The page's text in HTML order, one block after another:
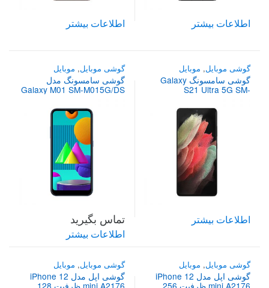
اطلاعات بیشتر اطلاعات بیشتر
گوشی موبایل, موبایل
گوشی سامسونگ Galaxy
S21 Ultra 5G SM-
گیگابایت دو سیم کارت و رم
اطلاعات بیشتر
گوشی موبایل, موبایل
گوشی سامسونگ مدل
Galaxy M01 SM-M015G/DS
تماس بگیرید
اطلاعات بیشتر
گوشی موبایل, موبایل
گوشی اپل مدل iPhone 12
mini A2176 ظرفیت 256
گوشی موبایل, موبایل
گوشی اپل مدل iPhone 12
mini A2176 ظرفیت 128